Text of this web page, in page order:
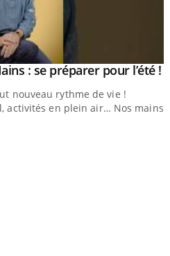
: se préparer pour l’été !
nouveau rythme de vie !
activités en plein air… Nos mains